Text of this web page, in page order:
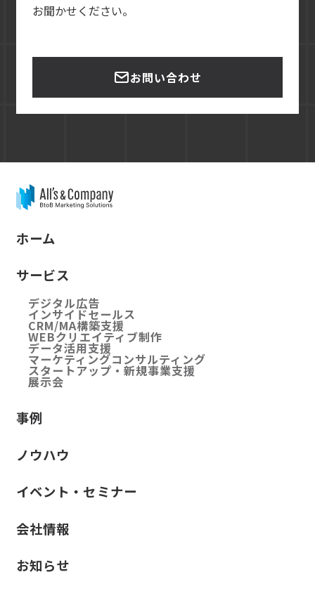
お聞かせください。
お問い合わせ
ホーム
サービス
デジタル広告
インサイドセールス
CRM/MA構築支援
WEBクリエイティブ制作
データ活用支援
マーケティングコンサルティング
スタートアップ・新規事業支援
展示会
事例
ノウハウ
イベント・セミナー
会社情報
お知らせ